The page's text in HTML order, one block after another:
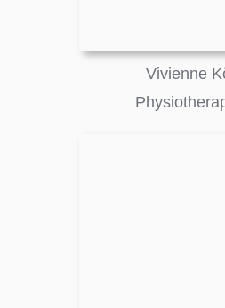
Vivienne